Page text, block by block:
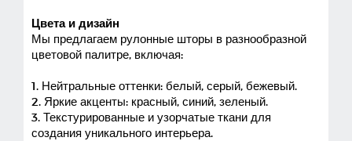
Цвета и дизайн
Мы предлагаем рулонные шторы в разнообразной
цветовой палитре, включая:
1. Нейтральные оттенки: белый, серый, бежевый.
2. Яркие акценты: красный, синий, зеленый.
3. Текстурированные и узорчатые ткани для
создания уникального интерьера.